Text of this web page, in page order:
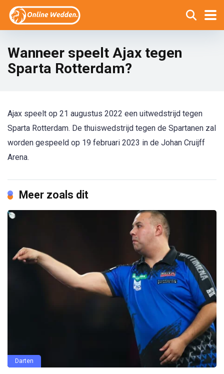
Wanneer speelt Ajax tegen
Sparta Rotterdam?
Ajax speelt op 21 augustus 2022 een uitwedstrijd tegen
Sparta Rotterdam. De thuiswedstrijd tegen de Spartanen zal
worden gespeeld op 19 februari 2023 in de Johan Cruijff
Arena.
Meer zoals dit
Darten